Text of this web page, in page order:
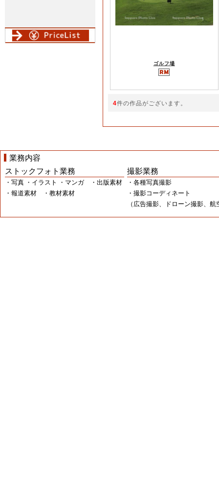
ゴルフ場
4件の作品がございます。
業務内容
ストックフォト業務
・写真 ・イラスト ・マンガ ・出版素材
・報道素材 ・教材素材
撮影業務
・各種写真撮影
・撮影コーディネート
（広告撮影、ドローン撮影、航